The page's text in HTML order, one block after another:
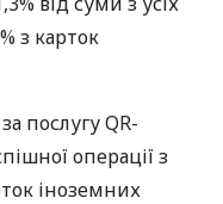
з карток
послугу QR-
операції з
іноземних